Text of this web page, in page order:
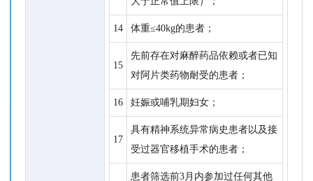
14 体重≤40kg的患者；
15
先前存在对麻醉药品依赖或者已知
对阿片类药物耐受的患者；
16 妊娠或哺乳期妇女；
17
具有精神系统异常病史患者以及接
受过器官移植手术的患者；
患者筛选前3月内参加过任何其他